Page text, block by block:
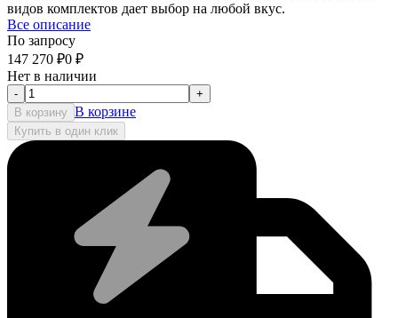
видов комплектов дает выбор на любой вкус.
Все описание
По запросу
147 270 ₽0 ₽
Нет в наличии
-
+
В корзину В корзине
Купить в один клик